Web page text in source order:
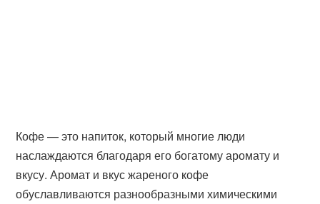
Кофе — это напиток, который многие люди
наслаждаются благодаря его богатому аромату и
вкусу. Аромат и вкус жареного кофе
обуславливаются разнообразными химическими